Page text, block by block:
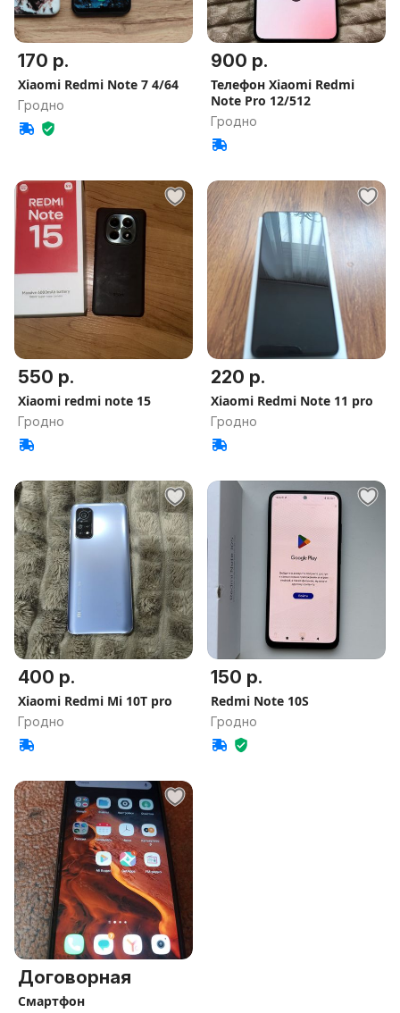
170 р.
Xiaomi Redmi Note 7 4/64
Гродно
900 р.
Телефон Xiaomi Redmi
Note Pro 12/512
Гродно
550 р.
Xiaomi redmi note 15
Гродно
220 р.
Xiaomi Redmi Note 11 pro
Гродно
400 р.
Xiaomi Redmi Mi 10T pro
Гродно
150 р.
Redmi Note 10S
Гродно
Договорная
Смартфон